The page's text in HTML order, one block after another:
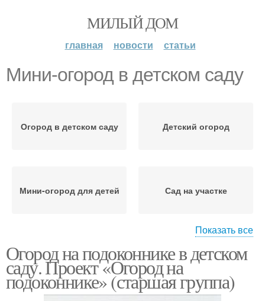
МИЛЫЙ ДОМ
главная новости статьи
Мини-огород в детском саду
Огород в детском саду Детский огород
Мини-огород для детей Сад на участке
подоконнике
Показать все
Огород на подоконнике в детском
саду. Проект «Огород на
подоконнике» (старшая группа)